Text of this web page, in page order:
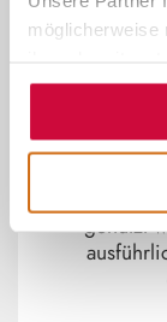
möglicherweise
Nutzung der
In den
bestiegen
Seilbahn
Der
genutzt